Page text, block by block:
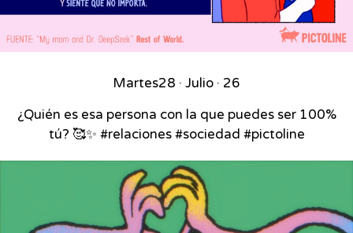
Martes28 · Julio · 26
¿Quién es esa persona con la que puedes ser 100%
tú? 🥰✨ #relaciones #sociedad #pictoline